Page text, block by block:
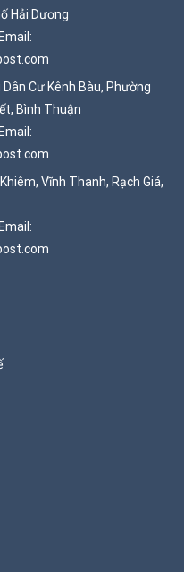
Hải Dương
Dân Cư Kênh Bàu, Phường
Bình Thuận
Vĩnh Thanh, Rạch Giá,